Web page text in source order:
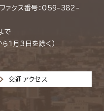
クス番号：059-382-
で
1月3日を除く）
交通アクセス